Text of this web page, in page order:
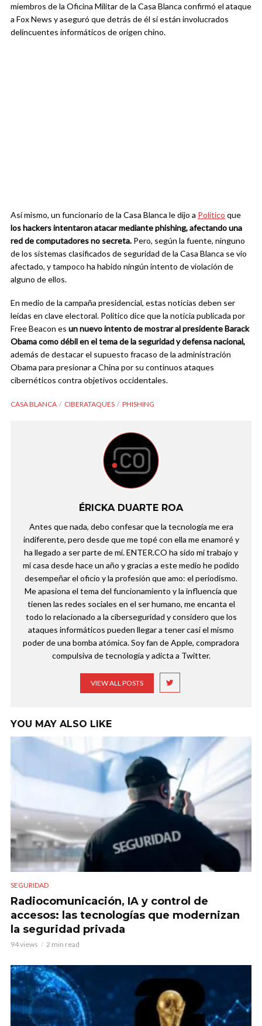
miembros de la Oficina Militar de la Casa Blanca confirmó el ataque
a Fox News y aseguró que detrás de él sí están involucrados
delincuentes informáticos de origen chino.
Así mismo, un funcionario de la Casa Blanca le dijo a Politico que
los hackers intentaron atacar mediante phishing, afectando una
red de computadores no secreta. Pero, según la fuente, ninguno
de los sistemas clasificados de seguridad de la Casa Blanca se vio
afectado, y tampoco ha habido ningún intento de violación de
alguno de ellos.
En medio de la campaña presidencial, estas noticias deben ser
leídas en clave electoral. Politico dice que la noticia publicada por
Free Beacon es un nuevo intento de mostrar al presidente Barack
Obama como débil en el tema de la seguridad y defensa nacional,
además de destacar el supuesto fracaso de la administración
Obama para presionar a China por su continuos ataques
cibernéticos contra objetivos occidentales.
CASA BLANCA CIBERATAQUES PHISHING
ÉRICKA DUARTE ROA
Antes que nada, debo confesar que la tecnología me era
indiferente, pero desde que me topé con ella me enamoré y
ha llegado a ser parte de mí. ENTER.CO ha sido mi trabajo y
mi casa desde hace un año y gracias a este medio he podido
desempeñar el oficio y la profesión que amo: el periodismo.
Me apasiona el tema del funcionamiento y la influencia que
tienen las redes sociales en el ser humano, me encanta el
todo lo relacionado a la ciberseguridad y considero que los
ataques informáticos pueden llegar a tener casi el mismo
poder de una bomba atómica. Soy fan de Apple, compradora
compulsiva de tecnología y adicta a Twitter.
VIEW ALL POSTS
YOU MAY ALSO LIKE
SEGURIDAD
Radiocomunicación, IA y control de
accesos: las tecnologías que modernizan
la seguridad privada
94 views 2 min read